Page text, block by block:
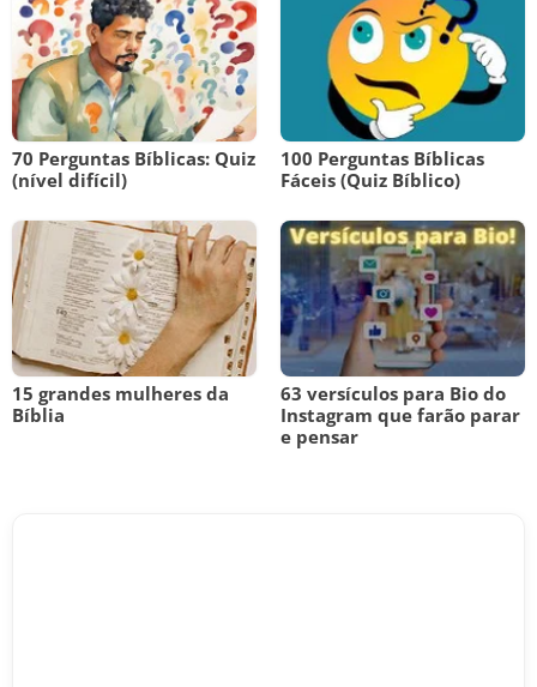
70 Perguntas Bíblicas: Quiz
(nível difícil)
100 Perguntas Bíblicas
Fáceis (Quiz Bíblico)
15 grandes mulheres da
Bíblia
63 versículos para Bio do
Instagram que farão parar
e pensar